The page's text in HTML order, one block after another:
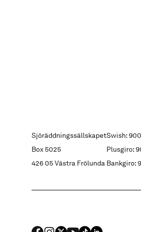
Sjöräddningssällskapet
Box 5025
426 05 Västra Frölunda
Swish:
Plusgiro:
Bankgiro: